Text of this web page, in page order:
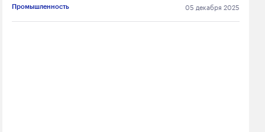
Промышленность 05 декабря 2025